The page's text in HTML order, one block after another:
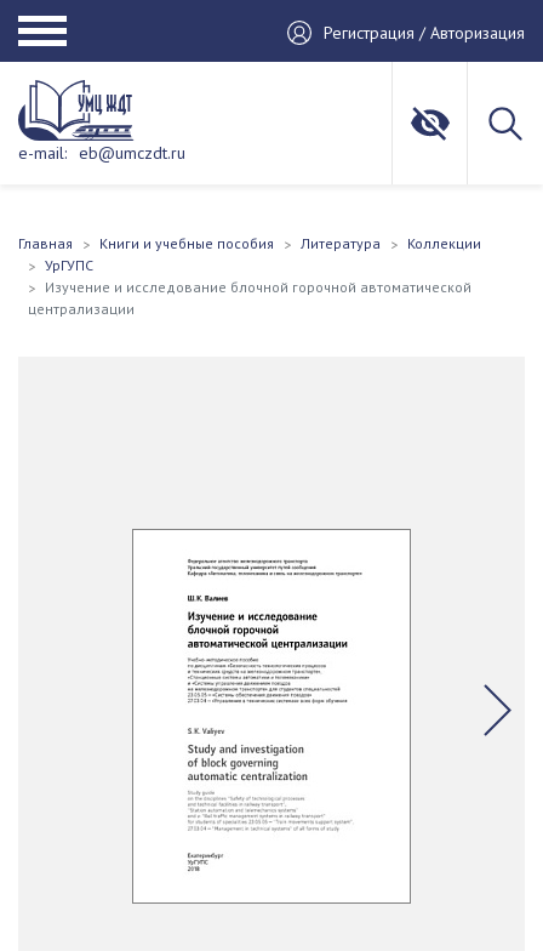
Регистрация / Авторизация
e-mail: eb@umczdt.ru
Главная Книги и учебные пособия Литература
Коллекции
УрГУПС
Изучение и исследование блочной горочной автоматической
централизации